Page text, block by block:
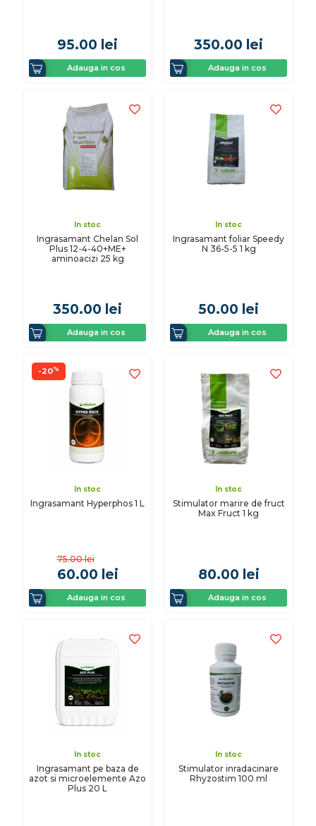
95.00 lei
Adauga in cos
350.00 lei
Adauga in cos
In stoc
Ingrasamant Chelan Sol
Plus 12-4-40+ME+
aminoacizi 25 kg
350.00 lei
Adauga in cos
In stoc
Ingrasamant foliar Speedy
N 36-5-5 1 kg
50.00 lei
Adauga in cos
-20%
In stoc
Ingrasamant Hyperphos 1 L
75.00 lei
60.00 lei
Adauga in cos
In stoc
Stimulator marire de fruct
Max Fruct 1 kg
80.00 lei
Adauga in cos
In stoc
Ingrasamant pe baza de
azot si microelemente Azo
Plus 20 L
In stoc
Stimulator inradacinare
Rhyzostim 100 ml